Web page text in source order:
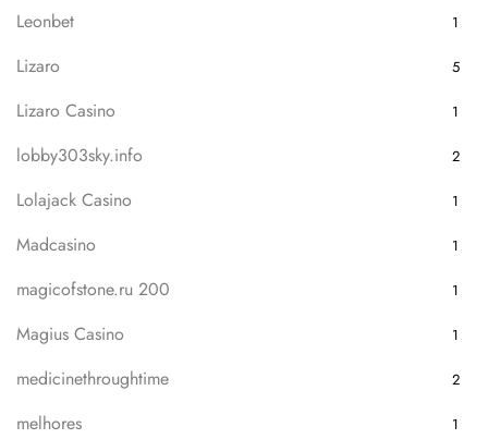
Leonbet 1
Lizaro 5
Lizaro Casino 1
lobby303sky.info 2
Lolajack Casino 1
Madcasino 1
magicofstone.ru 200 1
Magius Casino 1
medicinethroughtime 2
melhores 1